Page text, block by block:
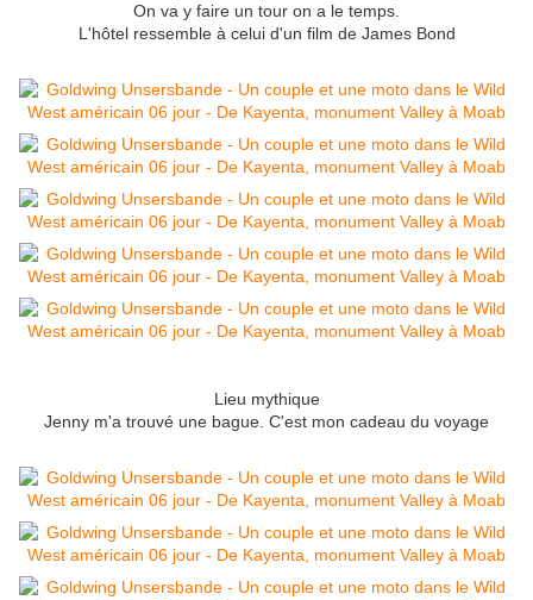
On va y faire un tour on a le temps.
L'hôtel ressemble à celui d'un film de James Bond
Lieu mythique
Jenny m'a trouvé une bague. C'est mon cadeau du voyage